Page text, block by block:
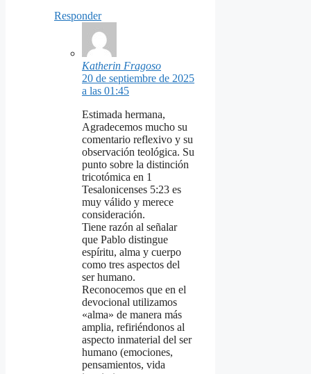
Responder
Katherin Fragoso
20 de septiembre de 2025
a las 01:45
Estimada hermana,
Agradecemos mucho su
comentario reflexivo y su
observación teológica. Su
punto sobre la distinción
tricotómica en 1
Tesalonicenses 5:23 es
muy válido y merece
consideración.
Tiene razón al señalar
que Pablo distingue
espíritu, alma y cuerpo
como tres aspectos del
ser humano.
Reconocemos que en el
devocional utilizamos
«alma» de manera más
amplia, refiriéndonos al
aspecto inmaterial del ser
humano (emociones,
pensamientos, vida